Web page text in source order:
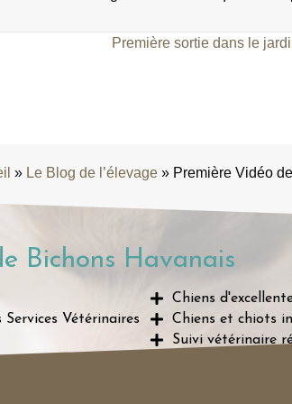
Première sortie dans le
» Le Blog de l’élevage » Première Vidéo
Bichons Havanais
Vétérinaires
Chiens
Chiens et chiots
Suivi vétérinaire